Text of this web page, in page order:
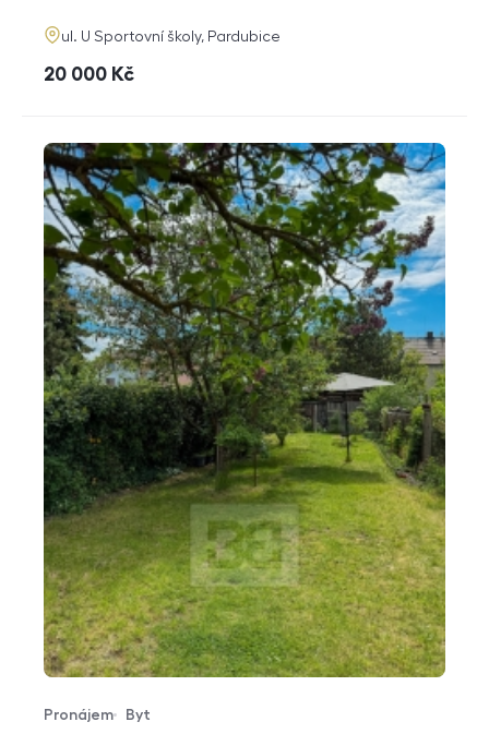
adresa
ul. U Sportovní školy, Pardubice
cena
20 000 Kč
Typ nabídky
Pronájem
Typ nemovitosti
Byt